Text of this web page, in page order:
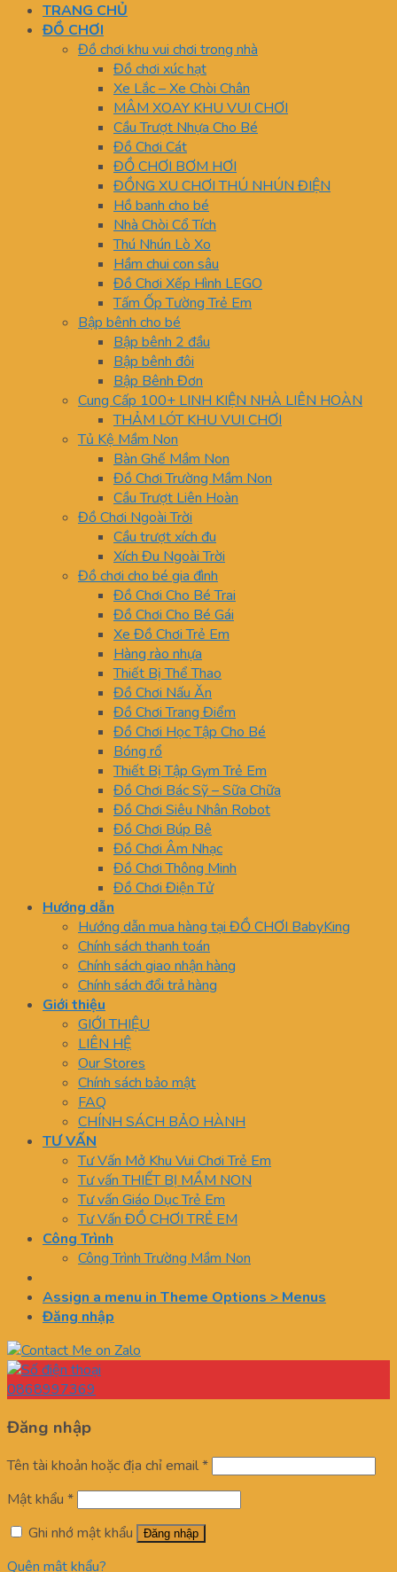
TRANG CHỦ
ĐỒ CHƠI
Đồ chơi khu vui chơi trong nhà
Đồ chơi xúc hạt
Xe Lắc – Xe Chòi Chân
MÂM XOAY KHU VUI CHƠI
Cầu Trượt Nhựa Cho Bé
Đồ Chơi Cát
ĐỒ CHƠI BƠM HƠI
ĐỒNG XU CHƠI THÚ NHÚN ĐIỆN
Hồ banh cho bé
Nhà Chòi Cổ Tích
Thú Nhún Lò Xo
Hầm chui con sâu
Đồ Chơi Xếp Hình LEGO
Tấm Ốp Tường Trẻ Em
Bập bênh cho bé
Bập bênh 2 đầu
Bập bênh đôi
Bập Bênh Đơn
Cung Cấp 100+ LINH KIỆN NHÀ LIÊN HOÀN
THẢM LÓT KHU VUI CHƠI
Tủ Kệ Mầm Non
Bàn Ghế Mầm Non
Đồ Chơi Trường Mầm Non
Cầu Trượt Liên Hoàn
Đồ Chơi Ngoài Trời
Cầu trượt xích đu
Xích Đu Ngoài Trời
Đồ chơi cho bé gia đình
Đồ Chơi Cho Bé Trai
Đồ Chơi Cho Bé Gái
Xe Đồ Chơi Trẻ Em
Hàng rào nhựa
Thiết Bị Thể Thao
Đồ Chơi Nấu Ăn
Đồ Chơi Trang Điểm
Đồ Chơi Học Tập Cho Bé
Bóng rổ
Thiết Bị Tập Gym Trẻ Em
Đồ Chơi Bác Sỹ – Sữa Chữa
Đồ Chơi Siêu Nhân Robot
Đồ Chơi Búp Bê
Đồ Chơi Âm Nhạc
Đồ Chơi Thông Minh
Đồ Chơi Điện Tử
Hướng dẫn
Hướng dẫn mua hàng tại ĐỒ CHƠI BabyKing
Chính sách thanh toán
Chính sách giao nhận hàng
Chính sách đổi trả hàng
Giới thiệu
GIỚI THIỆU
LIÊN HỆ
Our Stores
Chính sách bảo mật
FAQ
CHÍNH SÁCH BẢO HÀNH
TƯ VẤN
Tư Vấn Mở Khu Vui Chơi Trẻ Em
Tư vấn THIẾT BỊ MẦM NON
Tư vấn Giáo Dục Trẻ Em
Tư Vấn ĐỒ CHƠI TRẺ EM
Công Trình
Công Trình Trường Mầm Non
Assign a menu in Theme Options > Menus
Đăng nhập
0868997369
Đăng nhập
Tên tài khoản hoặc địa chỉ email*
Mật khẩu *
Ghi nhớ mật khẩu
Đăng nhập
Quên mật khẩu?